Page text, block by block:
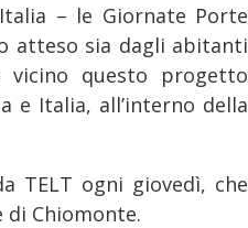
– le Giornate Porte
atteso sia dagli abitanti
vicino questo progetto
e Italia, all’interno della
TELT ogni giovedì, che
Chiomonte.